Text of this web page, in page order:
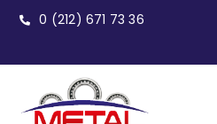
0 (212) 671 73 36